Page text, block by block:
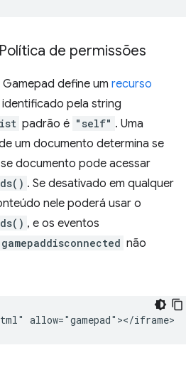
de permissões
define um recurso
identificado pela string
padrão é "self" . Uma
um documento determina se
documento pode acessar
. Se desativado em qualquer
nele poderá usar o
, e os eventos
gamepaddisconnected não